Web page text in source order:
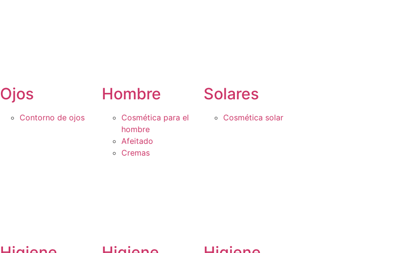
Ojos
Contorno de ojos
Hombre
Cosmética para el
hombre
Afeitado
Cremas
Solares
Cosmética solar